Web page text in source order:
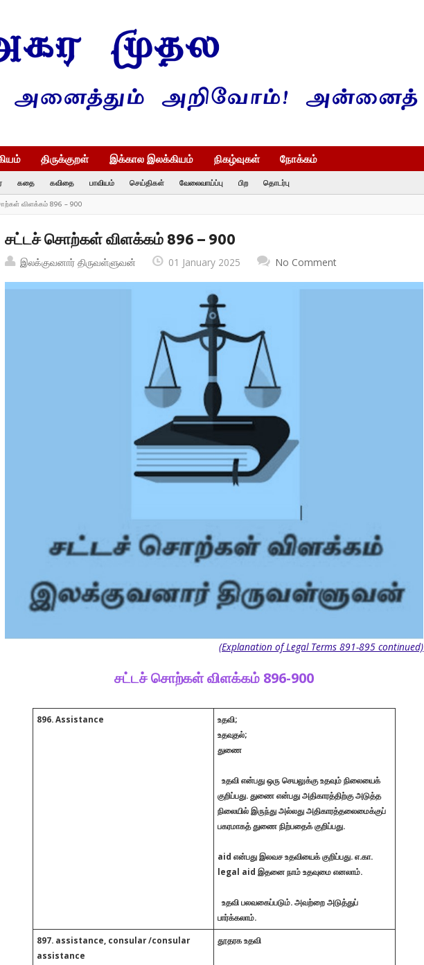
திருக்குறள் இக்கால இலக்கியம் நிகழ்வுகள் நோக்கம்
கதை கவிதை பாவியம் செய்திகள் வேலைவாய்ப்பு பிற தொடர்பு
விளக்கம் 896 – 900
சட்டச் சொற்கள் விளக்கம் 896 – 900
இலக்குவனார் திருவள்ளுவன் 01 January 2025 No Comment
(Explanation of Legal Terms 891-895 continued)
சட்டச் சொற்கள் விளக்கம் 896-900
896. Assistance
உதவி;
உதவுதல்‌;
துணை
உதவி என்பது ஒரு செயலுக்கு உதவும் நிலையைக்
குறிப்பது. துணை என்பது அதிகாரத்திற்கு அடுத்த
நிலையில் இருந்து அல்லது அதிகாரத்தலைமைக்குப்
பகரமாகத் துணை நிற்பதைக் குறிப்பது.
aid என்பது இலவச உதவியைக் குறிப்பது. எ.கா.
legal aid இதனை நாம் உதவுமை எனலாம்.
உதவி பலவகைப்படும். அவற்றை அடுத்துப்
பார்க்கலாம்.
897. assistance, consular /consular
assistance
தூதரக உதவி